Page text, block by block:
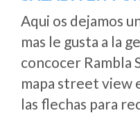
Aqui os dejamos
mas le gusta a la
concocer Rambla
mapa street view
las flechas para